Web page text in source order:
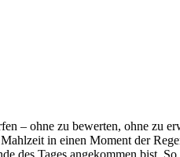
– ohne zu bewerten, ohne zu
in einen Moment der
des Tages angekommen bist.